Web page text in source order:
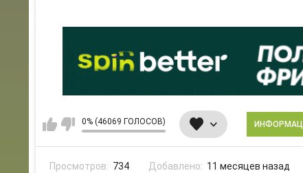
0% (46069 ГОЛОСОВ)
Просмотров: 734 Добавлено: 11 месяцев назад